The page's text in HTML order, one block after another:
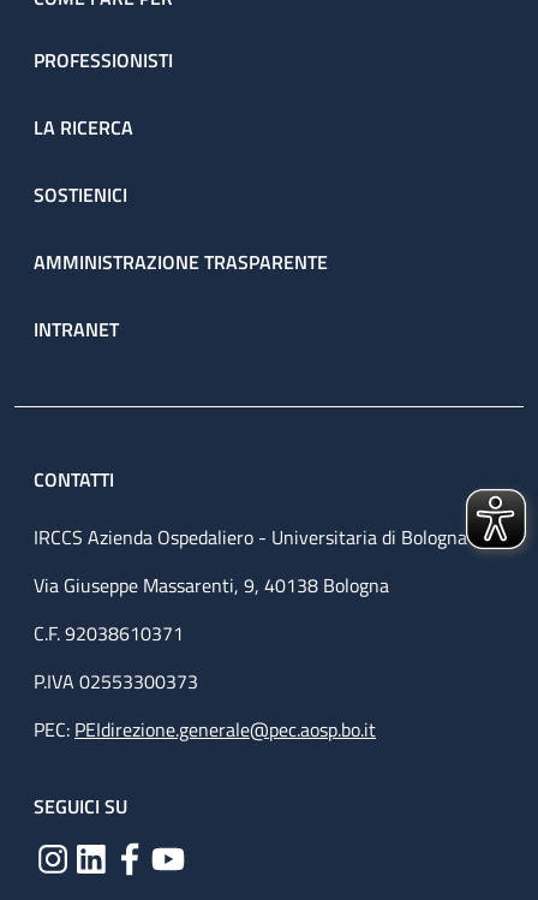
PROFESSIONISTI
LA RICERCA
SOSTIENICI
AMMINISTRAZIONE TRASPARENTE
INTRANET
CONTATTI
IRCCS Azienda Ospedaliero - Universitaria di Bologna
Via Giuseppe Massarenti, 9, 40138 Bologna
C.F. 92038610371
P.IVA 02553300373
PEC: PEIdirezione.generale@pec.aosp.bo.it
SEGUICI SU